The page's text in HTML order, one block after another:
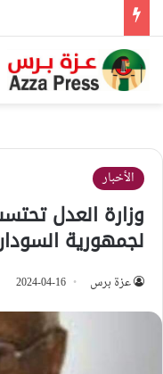
الأخبار
وزارة العدل
لجمهورية
عزة برس 2024-04-16